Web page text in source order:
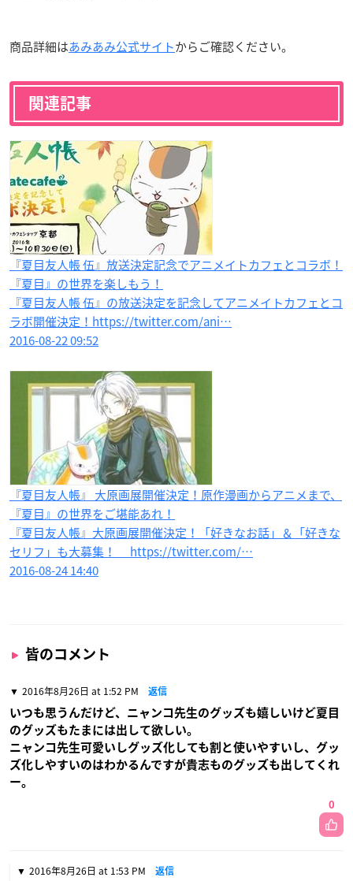
商品詳細はあみあみ公式サイトからご確認ください。
関連記事
『夏目友人帳 伍』放送決定記念でアニメイトカフェとコラボ！
『夏目』の世界を楽しもう！
『夏目友人帳 伍』の放送決定を記念してアニメイトカフェとコ
ラボ開催決定！https://twitter.com/ani…
2016-08-22 09:52
『夏目友人帳』 大原画展開催決定！原作漫画からアニメまで、
『夏目』の世界をご堪能あれ！
『夏目友人帳』大原画展開催決定！「好きなお話」＆「好きな
セリフ」も大募集！ https://twitter.com/…
2016-08-24 14:40
皆のコメント
2016年8月26日 at 1:52 PM 返信
いつも思うんだけど、ニャンコ先生のグッズも嬉しいけど夏目
のグッズもたまには出して欲しい。
ニャンコ先生可愛いしグッズ化しても割と使いやすいし、グッ
ズ化しやすいのはわかるんですが貴志ものグッズも出してくれ
ー。
0
2016年8月26日 at 1:53 PM 返信